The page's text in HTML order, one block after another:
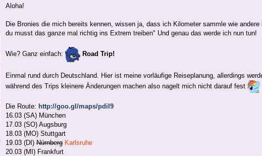
Aloha!
Die Bronies die mich bereits kennen, wissen ja, dass ich Kilometer sammle wie
du musst das ganze mal richtig ins Extrem treiben" Und genau das werde ich nun tun!
Wie? Ganz einfach: Road Trip!
Einmal rund durch Deutschland. Hier ist meine vorläufige Reiseplanung, allerdings
während des Trips kleinere Änderungen machen also nagelt mich nicht darauf fest
Die Route: http://goo.gl/maps/pdiI9
16.03 (SA) München
17.03 (SO) Augsburg
18.03 (MO) Stuttgart
19.03 (DI) Nürnberg Karlsruhe
20.03 (MI) Frankfurt